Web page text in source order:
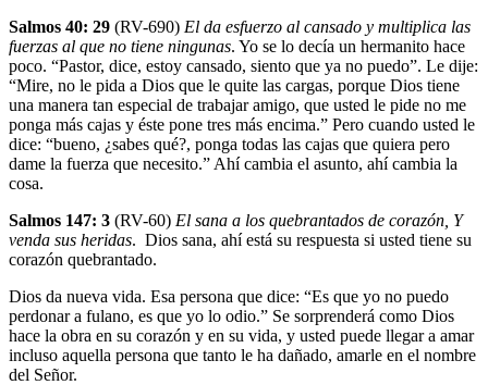
Salmos 40: 29 (RV-690) El da esfuerzo al cansado y multiplica las
fuerzas al que no tiene ningunas. Yo se lo decía un hermanito hace
poco. “Pastor, dice, estoy cansado, siento que ya no puedo”. Le dije:
“Mire, no le pida a Dios que le quite las cargas, porque Dios tiene
una manera tan especial de trabajar amigo, que usted le pide no me
ponga más cajas y éste pone tres más encima.” Pero cuando usted le
dice: “bueno, ¿sabes qué?, ponga todas las cajas que quiera pero
dame la fuerza que necesito.” Ahí cambia el asunto, ahí cambia la
cosa.
Salmos 147: 3 (RV-60) El sana a los quebrantados de corazón, Y
venda sus heridas. Dios sana, ahí está su respuesta si usted tiene su
corazón quebrantado.
Dios da nueva vida. Esa persona que dice: “Es que yo no puedo
perdonar a fulano, es que yo lo odio.” Se sorprenderá como Dios
hace la obra en su corazón y en su vida, y usted puede llegar a amar
incluso aquella persona que tanto le ha dañado, amarle en el nombre
del Señor.